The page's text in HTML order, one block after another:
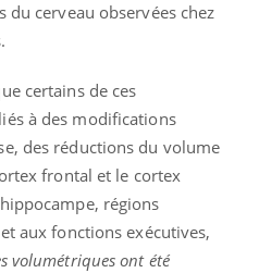
cerveau observées chez
certains de ces
à des modifications
des réductions du volume
frontal et le cortex
régions
aux fonctions exécutives,
volumétriques ont été